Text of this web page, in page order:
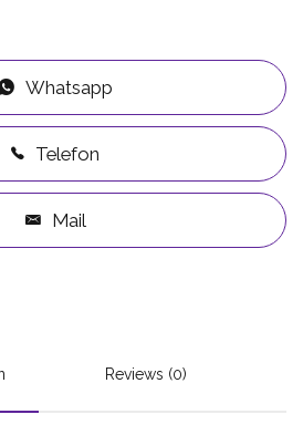
Whatsapp
Telefon
Mail
Reviews (0)